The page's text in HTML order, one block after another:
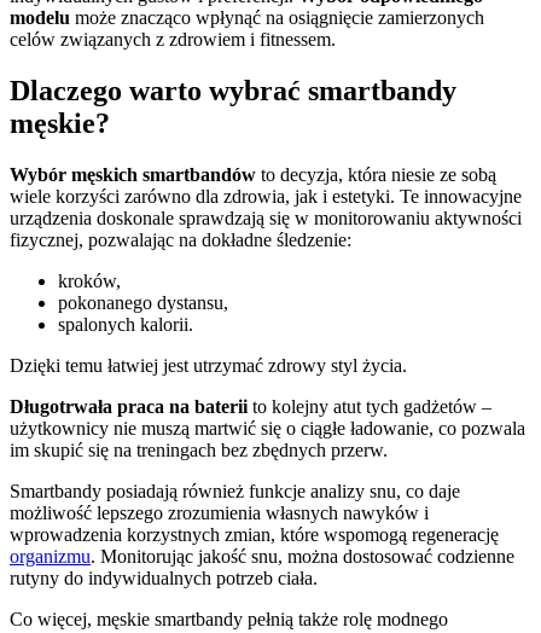
modelu może znacząco wpłynąć na osiągnięcie zamierzonych
celów związanych z zdrowiem i fitnessem.
Dlaczego warto wybrać smartbandy
męskie?
Wybór męskich smartbandów to decyzja, która niesie ze sobą
wiele korzyści zarówno dla zdrowia, jak i estetyki. Te innowacyjne
urządzenia doskonale sprawdzają się w monitorowaniu aktywności
fizycznej, pozwalając na dokładne śledzenie:
kroków,
pokonanego dystansu,
spalonych kalorii.
Dzięki temu łatwiej jest utrzymać zdrowy styl życia.
Długotrwała praca na baterii to kolejny atut tych gadżetów –
użytkownicy nie muszą martwić się o ciągłe ładowanie, co pozwala
im skupić się na treningach bez zbędnych przerw.
Smartbandy posiadają również funkcje analizy snu, co daje
możliwość lepszego zrozumienia własnych nawyków i
wprowadzenia korzystnych zmian, które wspomogą regenerację
organizmu. Monitorując jakość snu, można dostosować codzienne
rutyny do indywidualnych potrzeb ciała.
Co więcej, męskie smartbandy pełnią także rolę modnego